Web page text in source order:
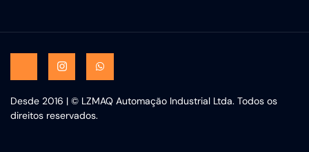
Desde 2016 | © LZMAQ Automação Industrial Ltda. Todos os
direitos reservados.